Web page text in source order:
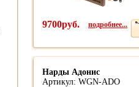
9700руб. подробнее...
Нарды Адонис
Артикул: WGN-ADO